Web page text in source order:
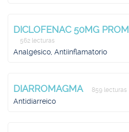
DICLOFENAC 50MG
562 lecturas
Analgésico, Antiinflamatorio
DIARROMAGMA 859 lecturas
Antidiarreico